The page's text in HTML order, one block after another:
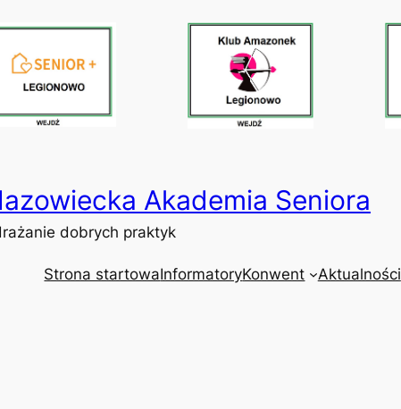
Akademia Seniora
dobrych praktyk
Strona startowaInformatoryKonwent Aktualności